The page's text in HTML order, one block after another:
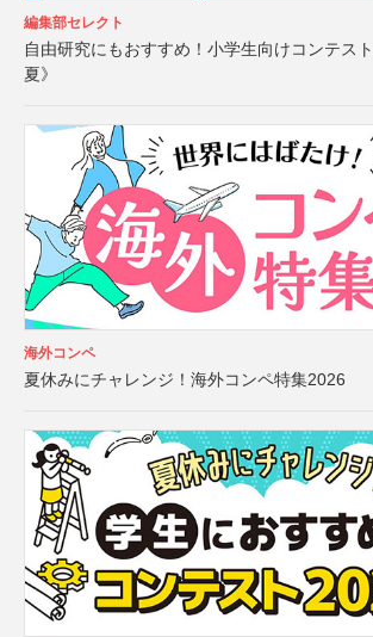
編集部セレクト
自由研究にもおすすめ！小学生向けコンテス
夏》
海外コンペ
夏休みにチャレンジ！海外コンペ特集2026